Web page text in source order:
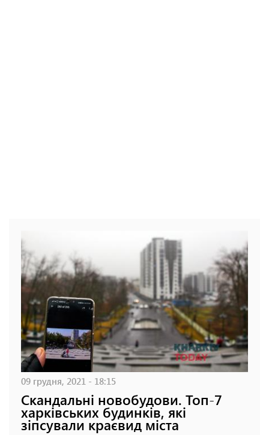
09 грудня, 2021 - 18:15
Скандальні новобудови. Топ-7
харківських будинків, які
зіпсували краєвид міста